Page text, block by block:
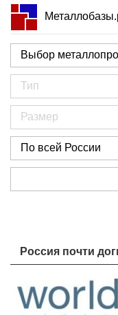
Россия почти